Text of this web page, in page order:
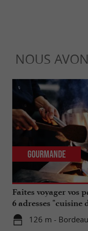
NOUS
Faites voyager vos
6 adresses "cuisine
126 m -
Gourmande